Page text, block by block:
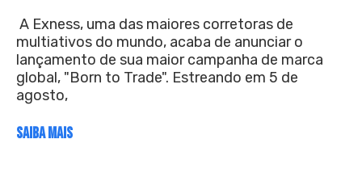
A Exness, uma das maiores corretoras de
multiativos do mundo, acaba de anunciar o
lançamento de sua maior campanha de marca
global, "Born to Trade". Estreando em 5 de
agosto,
SAIBA MAIS